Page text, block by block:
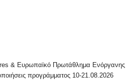
& Ευρωπαϊκό Πρωτάθλημα Ενόργανης
προγράμματος 10-21.08.2026